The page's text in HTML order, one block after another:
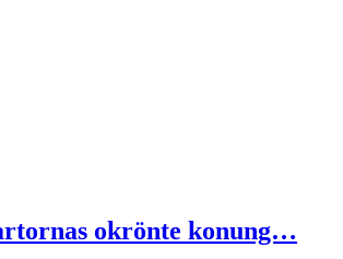
okrönte konung…